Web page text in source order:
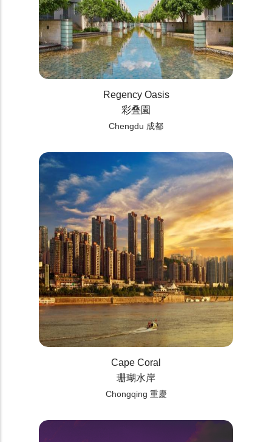
Regency Oasis
彩叠園
Chengdu 成都
Cape Coral
珊瑚水岸
Chongqing 重慶